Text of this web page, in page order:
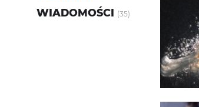
WIADOMOŚCI (35)